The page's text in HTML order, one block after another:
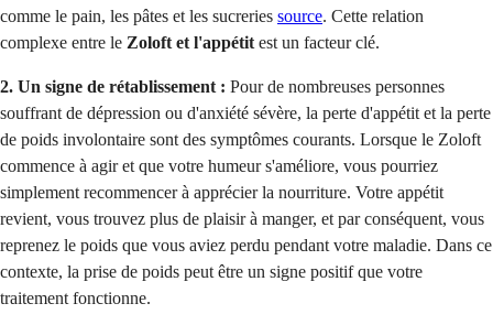
comme le pain, les pâtes et les sucreries source. Cette relation
complexe entre le Zoloft et l'appétit est un facteur clé.
2. Un signe de rétablissement : Pour de nombreuses personnes
souffrant de dépression ou d'anxiété sévère, la perte d'appétit et la perte
de poids involontaire sont des symptômes courants. Lorsque le Zoloft
commence à agir et que votre humeur s'améliore, vous pourriez
simplement recommencer à apprécier la nourriture. Votre appétit
revient, vous trouvez plus de plaisir à manger, et par conséquent, vous
reprenez le poids que vous aviez perdu pendant votre maladie. Dans ce
contexte, la prise de poids peut être un signe positif que votre
traitement fonctionne.